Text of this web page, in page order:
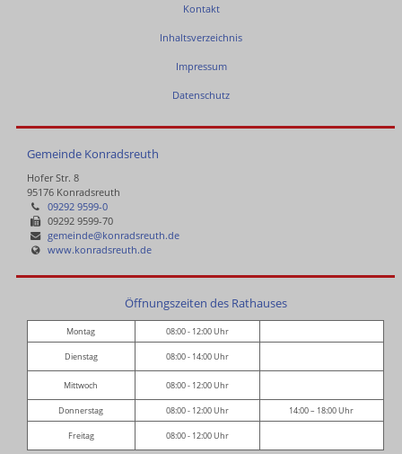
Kontakt
Inhaltsverzeichnis
Impressum
Datenschutz
Gemeinde Konradsreuth
Hofer Str. 8
95176 Konradsreuth
09292 9599-0
09292 9599-70
gemeinde@konradsreuth.de
www.konradsreuth.de
Öffnungszeiten des Rathauses
Montag 08:00 - 12:00 Uhr
Dienstag 08:00 - 14:00 Uhr
Mittwoch 08:00 - 12:00 Uhr
Donnerstag 08:00 - 12:00 Uhr 14:00 – 18:00 Uhr
Freitag 08:00 - 12:00 Uhr